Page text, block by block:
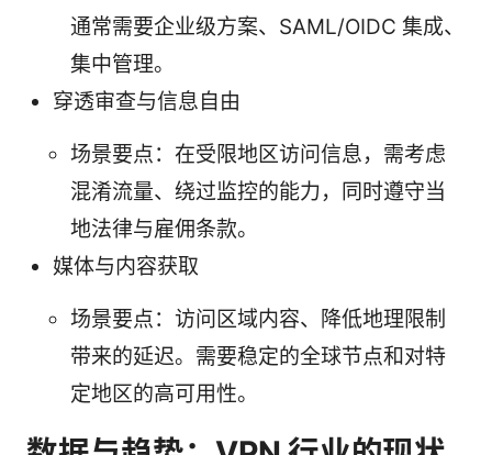
通常需要企业级方案、SAML/OIDC 集成、
集中管理。
穿透审查与信息自由
场景要点：在受限地区访问信息，需考虑
混淆流量、绕过监控的能力，同时遵守当
地法律与雇佣条款。
媒体与内容获取
场景要点：访问区域内容、降低地理限制
带来的延迟。需要稳定的全球节点和对特
定地区的高可用性。